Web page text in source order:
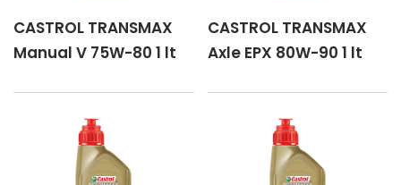
CASTROL TRANSMAX
Manual V 75W-80 1 lt
CASTROL TRANSMAX
Axle EPX 80W-90 1 lt